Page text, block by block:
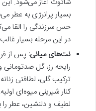
بسیار پرانرژی به عطر
حس سرزندگی را القا
در این مرحله بسیار
نت‌های میانی: پس از
رایحه رز، گل
ترکیب گلی، لطافتی
کنار شیرینی میوه‌ای
لطیف و دلنشین، عطر